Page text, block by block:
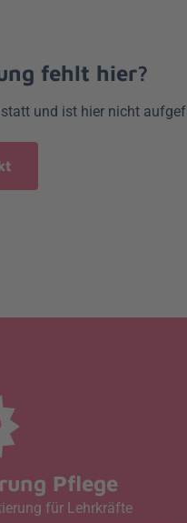
fehlt hier?
und ist hier nicht
Pflege
für Lehrkräfte